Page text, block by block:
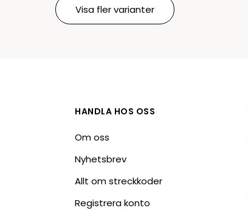
Visa fler varianter
HANDLA HOS OSS
Om oss
Nyhetsbrev
Allt om streckkoder
Registrera konto